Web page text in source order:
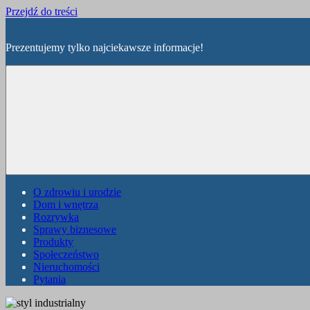
Przejdź do treści
Prezentujemy tylko najciekawsze informacje!
O zdrowiu i urodzie
Dom i wnętrza
Rozrywka
Sprawy biznesowe
Produkty
Społeczeństwo
Nieruchomości
Pytania